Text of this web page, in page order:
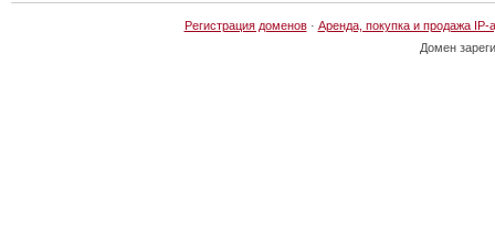
Регистрация доменов· Аренда, покупка и продажа IP-
Домен